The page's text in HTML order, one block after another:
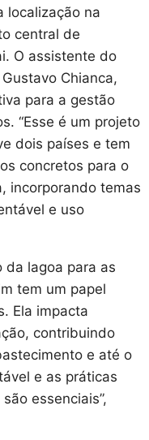
localização na
central de
O assistente do
Chianca,
para a gestão
“Esse é um projeto
dois países e tem
concretos para o
incorporando temas
e uso
da lagoa para as
tem um papel
Ela impacta
contribuindo
e até o
e as práticas
essenciais”,